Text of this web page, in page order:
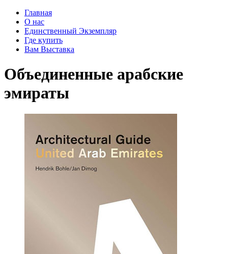
Главная
О нас
Единственный Экземпляр
Где купить
Вам Выставка
Объединенные арабские
эмираты